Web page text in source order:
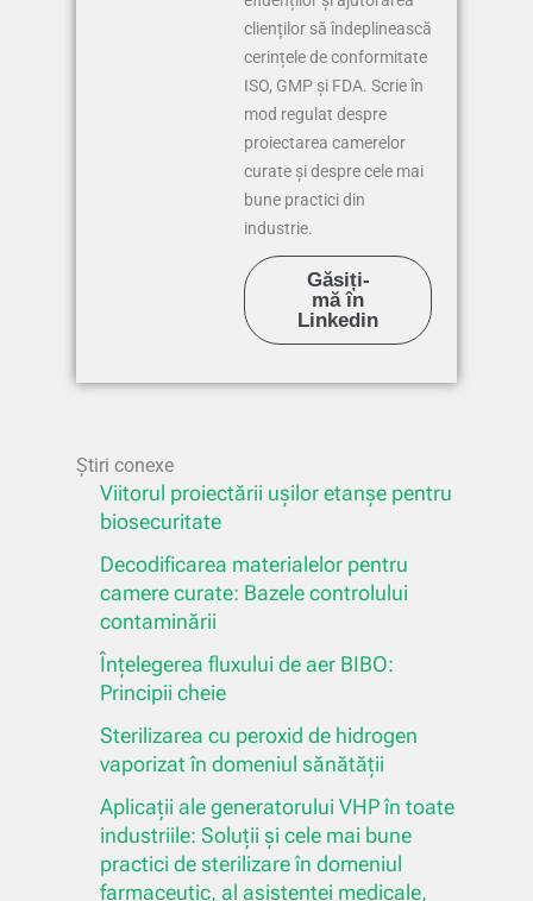
clienților să îndeplinească
cerințele de conformitate
ISO, GMP și FDA. Scrie în
mod regulat despre
proiectarea camerelor
curate și despre cele mai
bune practici din
industrie.
Găsiți-
mă în
Linkedin
Știri conexe
Viitorul proiectării ușilor etanșe pentru
biosecuritate
Decodificarea materialelor pentru
camere curate: Bazele controlului
contaminării
Înțelegerea fluxului de aer BIBO:
Principii cheie
Sterilizarea cu peroxid de hidrogen
vaporizat în domeniul sănătății
Aplicații ale generatorului VHP în toate
industriile: Soluții și cele mai bune
practici de sterilizare în domeniul
farmaceutic, al asistenței medicale,